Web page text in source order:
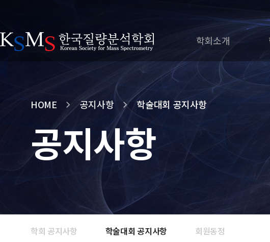
학회소개
HOME 공지사항 학술대회 공지사항
공지사항
학회 공지사항 학술대회 공지사항 회원동정